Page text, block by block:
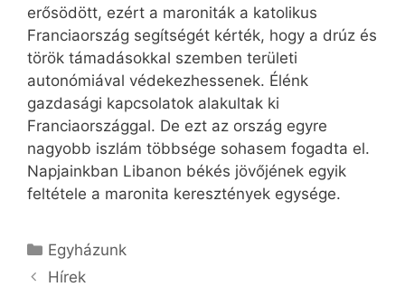
erősödött, ezért a maroniták a katolikus
Franciaország segítségét kérték, hogy a drúz és
török támadásokkal szemben területi
autonómiával védekezhessenek. Élénk
gazdasági kapcsolatok alakultak ki
Franciaországgal. De ezt az ország egyre
nagyobb iszlám többsége sohasem fogadta el.
Napjainkban Libanon békés jövőjének egyik
feltétele a maronita keresztények egysége.
Kategória
Egyházunk
Hírek